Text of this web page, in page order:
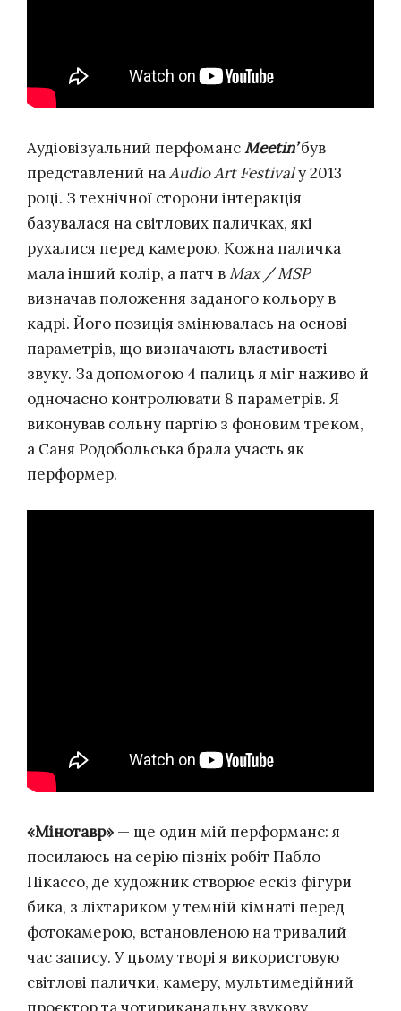
Аудіовізуальний перфомансMeetin’ був
представлений наAudio Art Festivalу 2013
році. З технічної сторони інтеракція
базувалася на світлових паличках, які
рухалися перед камерою. Кожна паличка
мала інший колір, а патч в Max / MSP
визначав положення заданого кольору в
кадрі. Його позиція змінювалась на основі
параметрів, що визначають властивості
звуку. За допомогою 4 палиць я міг наживо й
одночасно контролювати 8 параметрів. Я
виконував сольну партію з фоновим треком,
а Саня Родобольська брала участь як
перформер.
«Мінотавр» — ще один мій перформанс: я
посилаюсь на серію пізніх робіт Пабло
Пікассо, де художник створює ескіз фігури
бика, з ліхтариком у темній кімнаті перед
фотокамерою, встановленою на тривалий
час запису. У цьому творі я використовую
світлові палички, камеру, мультимедійний
проєктор та чотириканальну звукову